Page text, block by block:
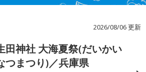
2026/08/06 更新
田神社 大海夏祭(だいかい
つまつり)／兵庫県